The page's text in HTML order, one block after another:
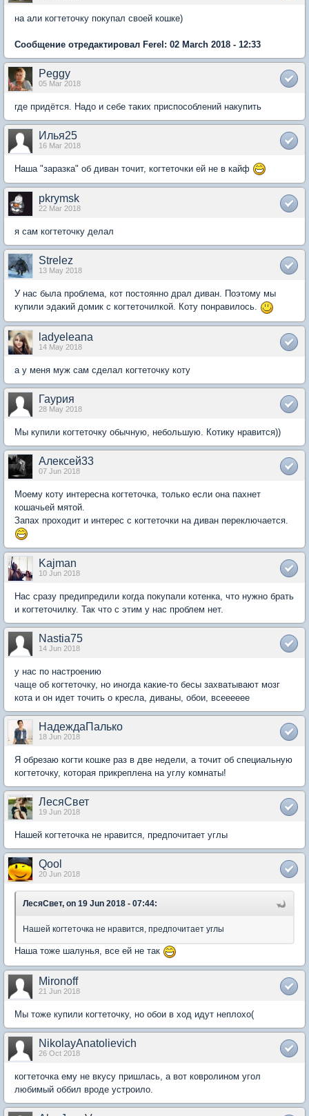
на али когтеточку покупал своей кошке)
Сообщение отредактировал Ferel: 02 March 2018 - 12:33
Peggy
05 Mar 2018
где придётся. Надо и себе таких приспособлений накупить
Илья25
16 Mar 2018
Наша "заразка" об диван точит, когтеточки ей не в кайф
pkrymsk
22 Mar 2018
я сам когтеточку делал
Strelez
13 May 2018
У нас была проблема, кот постоянно драл диван. Поэтому мы
купили эдакий домик с когтеточилкой. Коту понравилось.
ladyeleana
14 May 2018
а у меня муж сам сделал когтеточку коту
Гаурия
28 May 2018
Мы купили когтеточку обычную, небольшую. Котику нравится))
Алексей33
07 Jun 2018
Моему коту интересна когтеточка, только если она пахнет
кошачьей мятой.
Запах проходит и интерес с когтеточки на диван переключается.
Kajman
10 Jun 2018
Нас сразу предипредили когда покупали котенка, что нужно брать
и когтеточилку. Так что с этим у нас проблем нет.
Nastia75
14 Jun 2018
у нас по настроению
чаще об когтеточку, но иногда какие-то бесы захватывают мозг
кота и он идет точить о кресла, диваны, обои, всееееее
НадеждаПалько
18 Jun 2018
Я обрезаю когти кошке раз в две недели, а точит об специальную
когтеточку, которая прикреплена на углу комнаты!
ЛесяСвет
19 Jun 2018
Нашей когтеточка не нравится, предпочитает углы
Qool
20 Jun 2018
ЛесяСвет, on 19 Jun 2018 - 07:44:
Нашей когтеточка не нравится, предпочитает углы
Наша тоже шалунья, все ей не так
Mironoff
21 Jun 2018
Мы тоже купили когтеточку, но обои в ход идут неплохо(
NikolayAnatolievich
26 Oct 2018
когтеточка ему не вкусу пришлась, а вот ковролином угол
любимый оббил вроде устроило.